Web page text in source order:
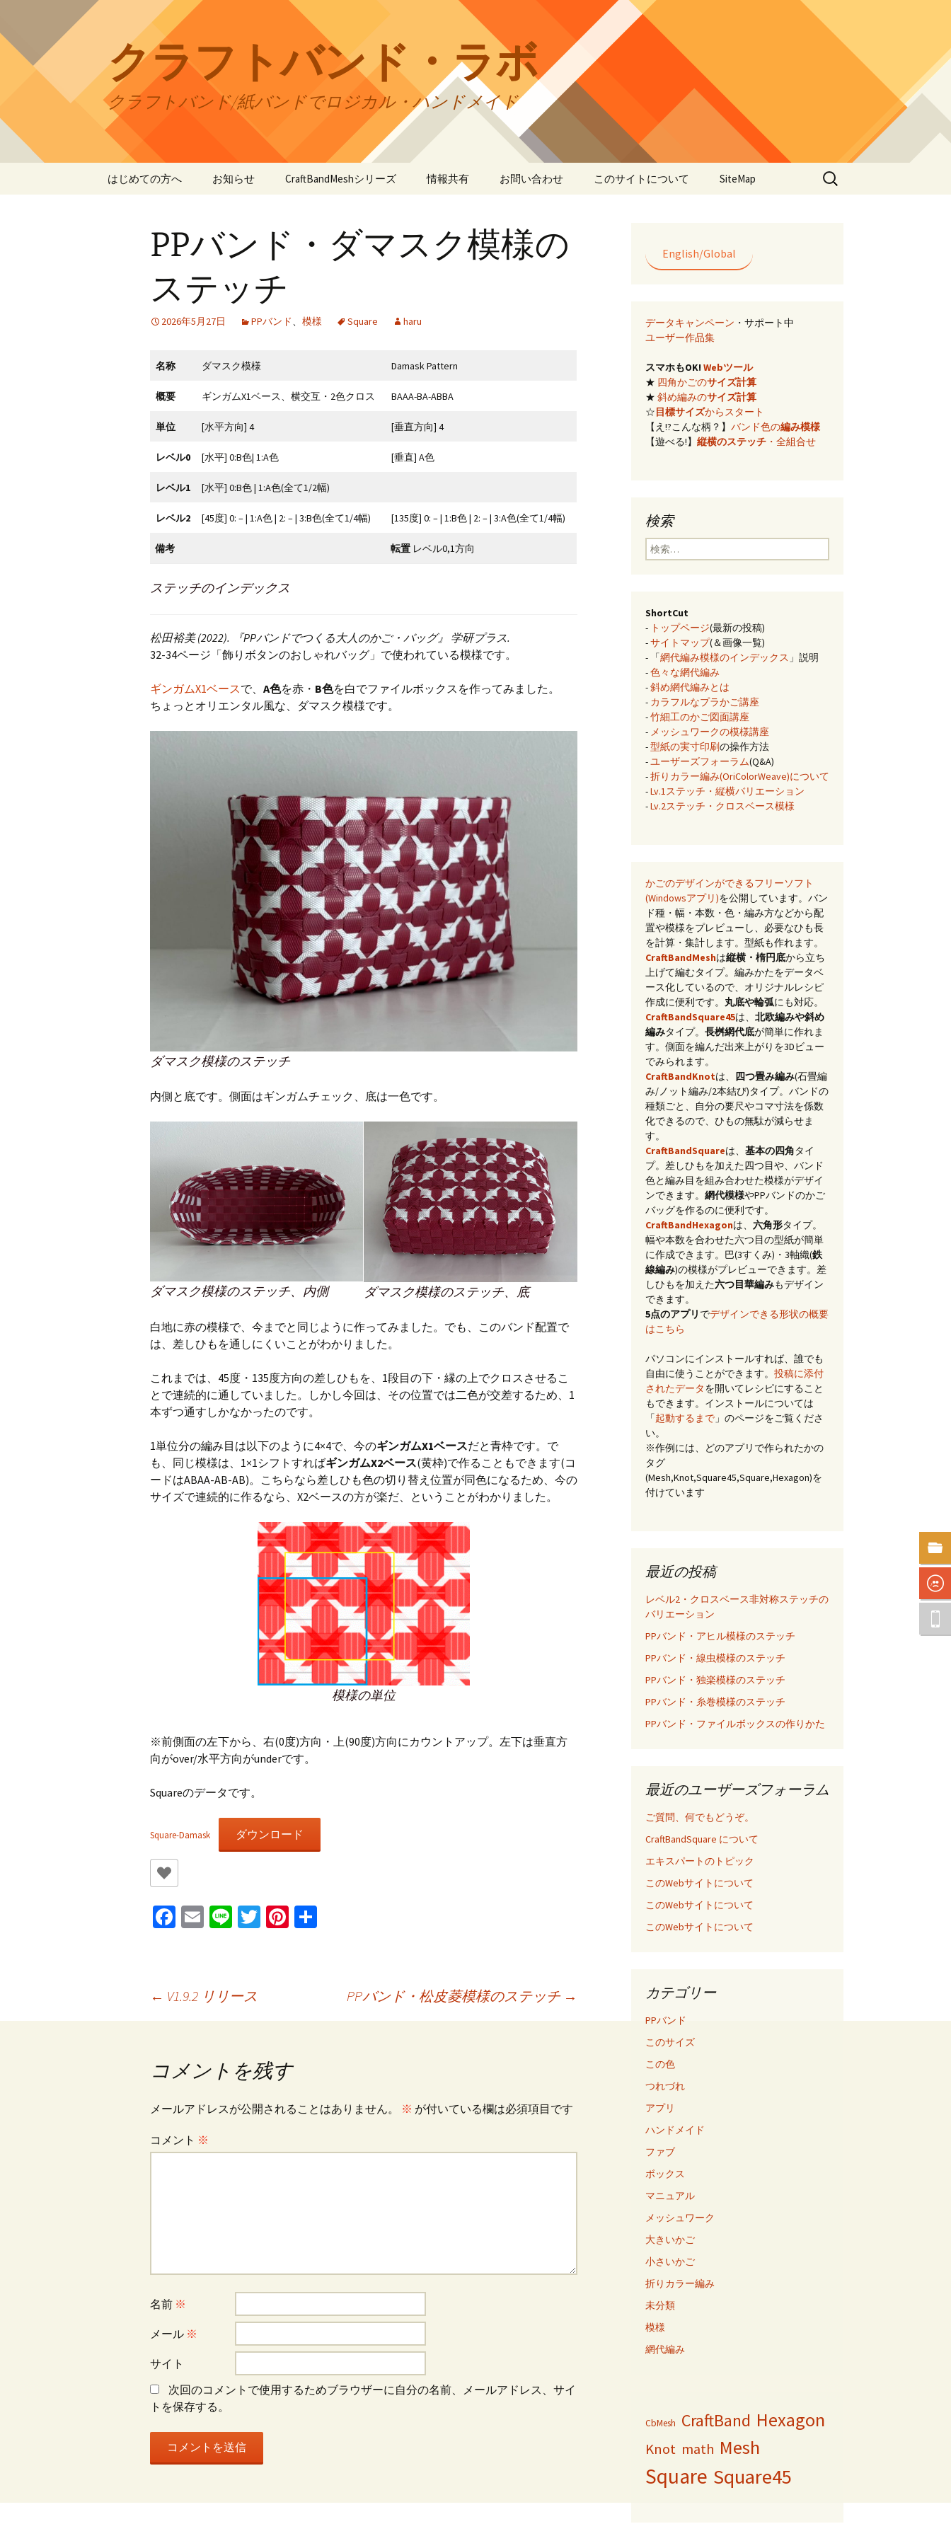
テ
キ
プ
クラフトバンド・ラボ
クラフトバンド/紙バンドでロジカル・ハンドメイド
はじめての方へ お知らせ CraftBandMeshシリーズ
CraftBandMesh出力例
CraftBandSquare45 CraftBandSquare45使用
例
起動するまで お任せインストール手
情報共有
ユーザーズフォーラム
四角かごのサイズ計算
斜め編み(北欧編み)のサ
目標サイズからの概算
バンド色の編み模様
クロスベースのステッ
チ・2色の組合せ模様
お問い合わせ このサイトについて
折りカラー編み
(OriColorWeave)につい
SiteMap
検
索:
PPバンド・ダマスク模様の
ステッチ
2026年5月27日 PPバンド、 模様 Square haru
名称 ダマスク模様 Damask Pattern
概要 ギンガムX1ベース、横交互・2色クロス BAAA-BA-ABBA
単位 [水平方向] 4 [垂直方向] 4
レベル0 [水平] 0:B色| 1:A色 [垂直] A色
レベル1 [水平] 0:B色 | 1:A色(全て1/2幅)
レベル2 [45度] 0: – | 1:A色 | 2: – | 3:B色(全て1/4幅) [135度] 0: – | 1:B色 | 2: – | 3:A色(全て1/4幅)
備考 転置 レベル0,1方向
ステッチのインデックス
松田裕美 (2022). 『PPバンドでつくる大人のかご・バッグ』 学研プラス.
32-34ページ「飾りボタンのおしゃれバッグ」で使われている模様です。
ギンガムX1ベースで、 A色を赤・ B色を白でファイルボックスを作ってみました。
ちょっとオリエンタル風な、ダマスク模様です。
ダマスク模様のステッチ
内側と底です。側面はギンガムチェック、底は一色です。
ダマスク模様のステッチ、内側 ダマスク模様のステッチ、底
白地に赤の模様で、今までと同じように作ってみました。でも、このバンド配置で
は、差しひもを通しにくいことがわかりました。
これまでは、45度・135度方向の差しひもを、1段目の下・縁の上でクロスさせるこ
とで連続的に通していました。しかし今回は、その位置では二色が交差するため、1
本ずつ通すしかなかったのです。
1単位分の編み目は以下のように4×4で、今のギンガムX1ベースだと青枠です。で
も、同じ模様は、1×1シフトすればギンガムX2ベース(黄枠)で作ることもできます(コ
ードはABAA-AB-AB)。こちらなら差しひも色の切り替え位置が同色になるため、今の
サイズで連続的に作るなら、X2ベースの方が楽だ、ということがわかりました。
模様の単位
※前側面の左下から、右(0度)方向・上(90度)方向にカウントアップ。左下は垂直方
向がover/水平方向がunderです。
Squareのデータです。
Square-Damask ダウンロード
Fa
o
o
k
E
l
Li T
Pi
← V1.9.2 リリース PPバンド・松皮菱模様のステッチ →
コメントを残す
メールアドレスが公開されることはありません。 ※ が付いている欄は必須項目です
コメント ※
名前 ※
メール ※
サイト
次回のコメントで使用するためブラウザーに自分の名前、メールアドレス、サイ
トを保存する。
English/Global
データキャンペーン ・サポート中
ユーザー作品集
スマホもOK! Webツール
★ 四角かごのサイズ計算
★ 斜め編みのサイズ計算
☆目標サイズからスタート
【え!?こんな柄？】 バンド色の編み模様
【遊べる!】 縦横のステッチ ・全組合せ
検索
検
索:
ShortCut
- トップページ(最新の投稿)
-サイトマップ(＆画像一覧)
- 「網代編み模様のインデックス 」説明
-色々な網代編み
-斜め網代編みとは
- カラフルなプラかご講座
-竹細工のかご図面講座
- メッシュワークの模様講座
-型紙の実寸印刷の操作方法
-ユーザーズフォーラム(Q&A)
-折りカラー編み(OriColorWeave)について
-Lv.1ステッチ・縦横バリエーション
-Lv.2ステッチ・クロスベース模様
かごのデザインができるフリーソフト
(Windowsアプリ)を公開しています。バン
ド種・幅・本数・色・編み方などから配
置や模様をプレビューし、必要なひも長
を計算・集計します。型紙も作れます。
CraftBandMeshは縦横・楕円底から立ち
上げて編むタイプ。編みかたをデータベ
ース化しているので、オリジナルレシピ
作成に便利です。 丸底や輪弧にも対応。
CraftBandSquare45は、 北欧編みや斜め
編みタイプ。 長桝網代底が簡単に作れま
す。側面を編んだ出来上がりを3Dビュー
でみられます。
CraftBandKnotは、 四つ畳み編み(石畳編
み/ノット編み/2本結び)タイプ。バンドの
種類ごと、自分の要尺やコマ寸法を係数
化できるので、ひもの無駄が減らせま
す。
CraftBandSquareは、 基本の四角タイ
プ。差しひもを加えた四つ目や、バンド
色と編み目を組み合わせた模様がデザイ
ンできます。 網代模様やPPバンドのかご
バッグを作るのに便利です。
CraftBandHexagonは、 六角形タイプ。
幅や本数を合わせた六つ目の型紙が簡単
に作成できます。巴(3すくみ)・3軸織(鉄
線編み)の模様がプレビューできます。差
しひもを加えた六つ目華編みもデザイン
できます。
5点のアプリ でデザインできる形状の概要
はこちら
パソコンにインストールすれば、誰でも
自由に使うことができます。 投稿に添付
されたデータを開いてレシピにすること
もできます。インストールについては
「起動するまで 」のページをご覧くださ
い。
※作例には、どのアプリで作られたかの
タグ
(Mesh,Knot,Square45,Square,Hexagon)を
付けています
最近の投稿
レベル2・クロスベース非対称ステッチの
バリエーション
PPバンド・アヒル模様のステッチ
PPバンド・線虫模様のステッチ
PPバンド・独楽模様のステッチ
PPバンド・糸巻模様のステッチ
PPバンド・ファイルボックスの作りかた
最近のユーザーズフォーラム
ご質問、何でもどうぞ。
CraftBandSquare について
エキスパートのトピック
このWebサイトについて
このWebサイトについて
このWebサイトについて
カテゴリー
PPバンド
このサイズ
この色
つれづれ
アプリ
ハンドメイド
ファブ
ボックス
マニュアル
メッシュワーク
大きいかご
小さいかご
折りカラー編み
未分類
模様
網代編み
CbMesh CraftBand Hexagon
Knot math Mesh
Square Square45